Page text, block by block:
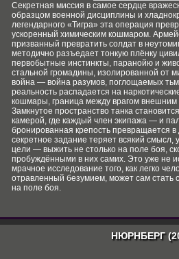
Секретная миссия в самое сердце
образцом военной дисциплины и
легендарного «Тигра» эта операция
ускоренный химическим кошмаром.
призванный превратить солдат в
методично разъедает тонкую плёнку
первобытные инстинкты, паранойю и
стальной громадины, изолированной от
война — война разумов, поглощаемых
реальность распадается на
кошмары, граница между врагом внешним
Замкнутое пространство танка
камерой, где каждый член экипажа — и
бронированная крепость превращается
секретное задание теряет всякий смысл,
цели — выжить не столько на поле боя,
пробуждёнными в них самих. Это уже не
мрачное исследование того, как легко
отравленный безумием, может сам
на поле боя.
НЮРНБЕРГ